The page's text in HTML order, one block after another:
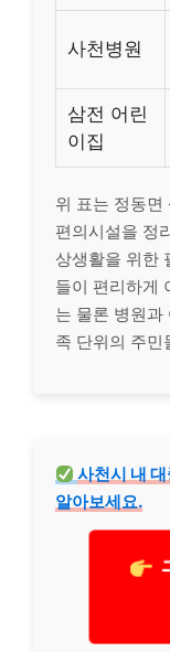
사천병원
삼전 어린
이집
위 표는 정동면
편의시설을 정
상생활을 위한
들이 편리하게
는 물론 병원과
족 단위의 주민
사천시 내
알아보세요.